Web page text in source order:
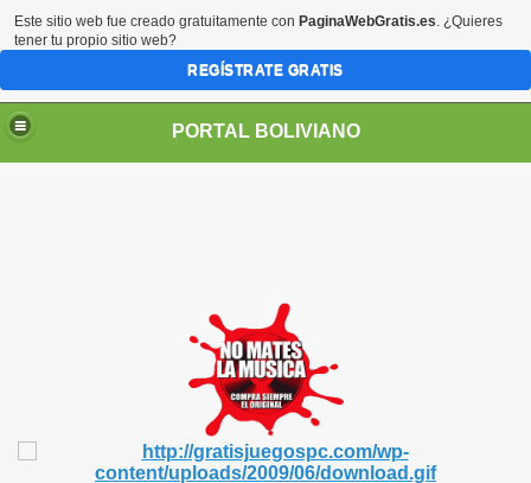
PORTAL BOLIVIANO
Este sitio web fue creado gratuitamente con PaginaWebGratis.es. ¿Quieres
tener tu propio sitio web?
REGÍSTRATE GRATIS